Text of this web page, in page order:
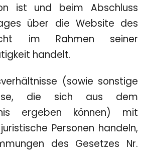
ist und beim Abschluss
über die Website des
im Rahmen seiner
handelt.
(sowie sonstige
die sich aus dem
ergeben können) mit
Personen handeln,
des Gesetzes Nr.